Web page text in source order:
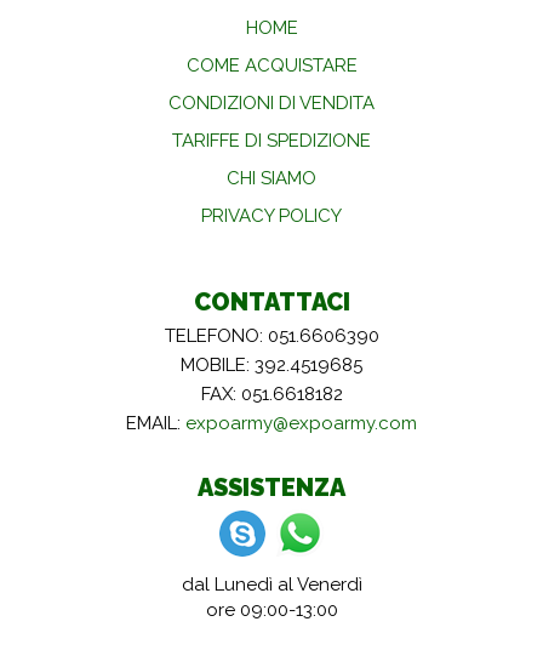
HOME
COME ACQUISTARE
CONDIZIONI DI VENDITA
TARIFFE DI SPEDIZIONE
CHI SIAMO
PRIVACY POLICY
CONTATTACI
TELEFONO: 051.6606390
MOBILE: 392.4519685
FAX: 051.6618182
EMAIL: expoarmy@expoarmy.com
ASSISTENZA
dal Lunedì al Venerdì
ore 09:00-13:00